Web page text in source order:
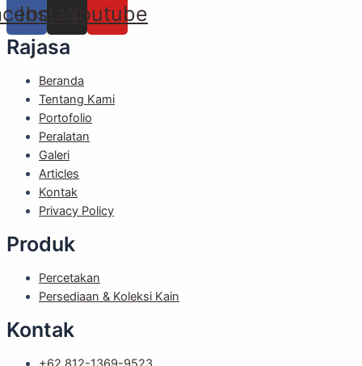
InstagramYoutube
Rajasa
Beranda
Tentang Kami
Portofolio
Peralatan
Galeri
Articles
Kontak
Privacy Policy
Produk
Percetakan
Persediaan & Koleksi Kain
Kontak